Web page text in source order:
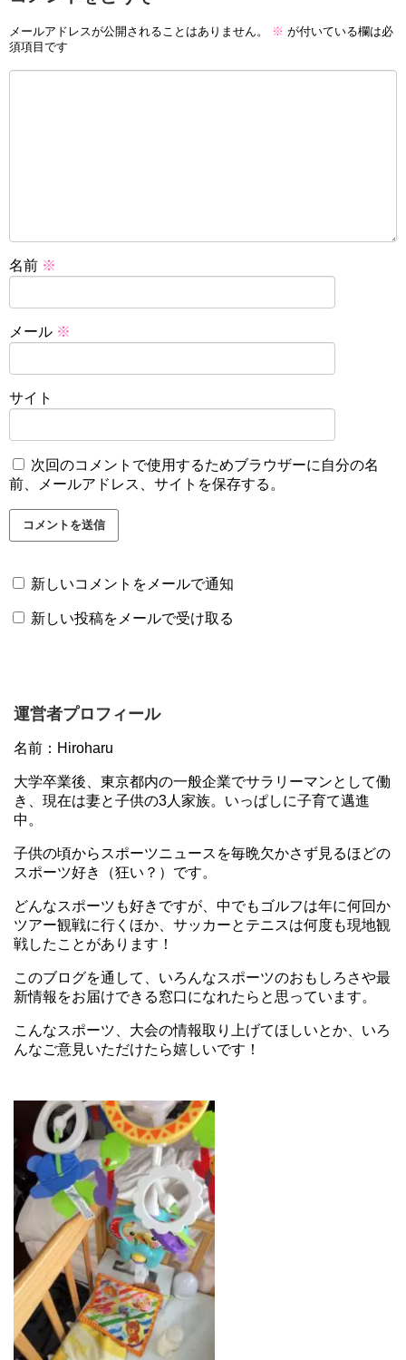
メールアドレスが公開されることはありません。 ※ が付いている欄は必
須項目です
名前 ※
メール ※
サイト
次回のコメントで使用するためブラウザーに自分の名
前、メールアドレス、サイトを保存する。
新しいコメントをメールで通知
新しい投稿をメールで受け取る
運営者プロフィール
名前：Hiroharu
大学卒業後、東京都内の一般企業でサラリーマンとして働
き、現在は妻と子供の3人家族。いっぱしに子育て邁進
中。
子供の頃からスポーツニュースを毎晩欠かさず見るほどの
スポーツ好き（狂い？）です。
どんなスポーツも好きですが、中でもゴルフは年に何回か
ツアー観戦に行くほか、サッカーとテニスは何度も現地観
戦したことがあります！
このブログを通して、いろんなスポーツのおもしろさや最
新情報をお届けできる窓口になれたらと思っています。
こんなスポーツ、大会の情報取り上げてほしいとか、いろ
んなご意見いただけたら嬉しいです！